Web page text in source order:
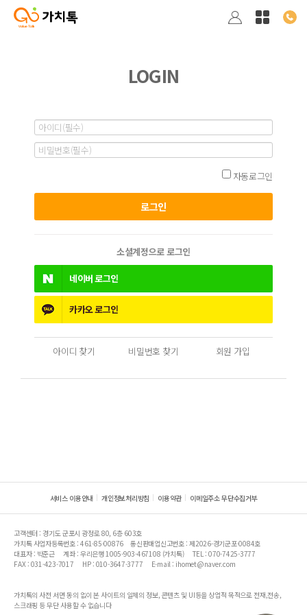
LOGIN
자동로그인
소셜계정으로 로그인
네이버로그인
카카오로그인
아이디 찾기 비밀번호 찾기 회원 가입
서비스 이용안내 개인정보처리방침 이용약관 이메일주소 무단수집거부
고객센터 : 경기도 군포시 광정로 80, 6층 603호
가치톡 사업자등록번호 : 461-85-00876
통신판매업신고번호 : 제2026-경기군포-0084호
대표자 : 박준근
계좌 : 우리은행 1005-903-467108 (가치톡)
TEL : 070-7425-3777
FAX : 031-423-7017
HP : 010-3647-3777 E-mail : ihomet@naver.com
가치톡의 사전 서면 동의 없이 본 사이트의 일체의 정보, 콘텐츠 및 UI등을 상업적 목적으로 전재,전송,
스크래핑 등 무단 사용할 수 없습니다